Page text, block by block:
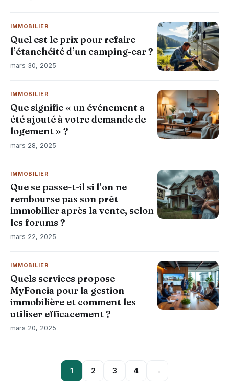
IMMOBILIER
Quel est le prix pour refaire
l’étanchéité d’un camping-car ?
mars 30, 2025
IMMOBILIER
Que signifie « un événement a
été ajouté à votre demande de
logement » ?
mars 28, 2025
IMMOBILIER
Que se passe-t-il si l’on ne
rembourse pas son prêt
immobilier après la vente, selon
les forums ?
mars 22, 2025
IMMOBILIER
​Quels services propose
MyFoncia pour la gestion
immobilière et comment les
utiliser efficacement ?​
mars 20, 2025
1 2 3 4 →